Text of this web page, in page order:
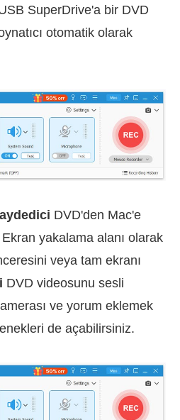
SuperDrive'a bir DVD
otomatik olarak
DVD'den Mac'e
yakalama alanı olarak
veya tam ekranı
DVD videosunu sesli
ve yorum eklemek
de açabilirsiniz.